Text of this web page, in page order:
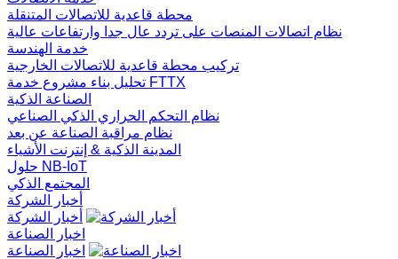
محطة قاعدية للاتصالات المتنقلة
نظام اتصالات المنصات على تردد عال جدا وارتفاعات عالية
خدمة الهندسة
تركيب محطة قاعدية للاتصالات الخارجية
تحليل بناء مشروع خدمة FTTX
الصناعة الذكية
نظام التحكم الحراري الذكي الصناعي
نظام مراقبة الصناعة عن بعد
المدينة الذكية & إنترنت الأشياء
حلول NB-IoT
المجتمع الذكي
أخبار الشركة
أخبار الشركة
اخبار الصناعة
اخبار الصناعة